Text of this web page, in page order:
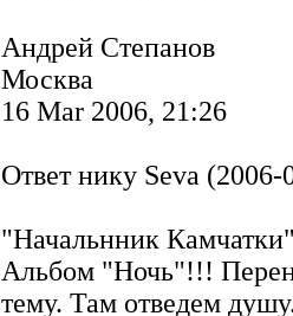
Андрей Степанов
Москва
16 Mar 2006, 21:26
Ответ нику Seva
"Начальнник
Альбом "Ночь"!!!
тему. Там отведем